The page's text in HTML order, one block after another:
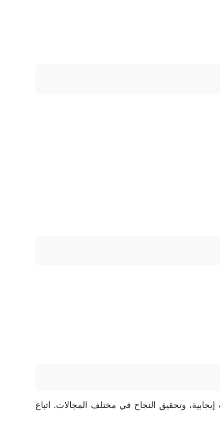
وتحقيق النجاح في مختلف المجالات. اتباع